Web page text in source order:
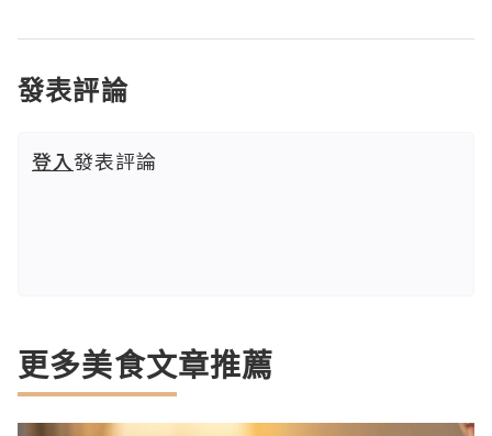
發表評論
登入發表評論
更多美食文章推薦